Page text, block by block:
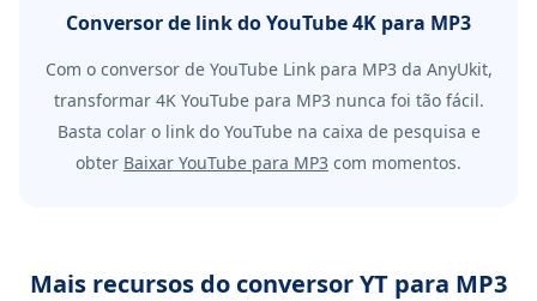
Conversor de link do YouTube 4K para MP3
Com o conversor de YouTube Link para MP3 da AnyUkit,
transformar 4K YouTube para MP3 nunca foi tão fácil.
Basta colar o link do YouTube na caixa de pesquisa e
obter Baixar YouTube para MP3 com momentos.
Mais recursos do conversor YT para MP3